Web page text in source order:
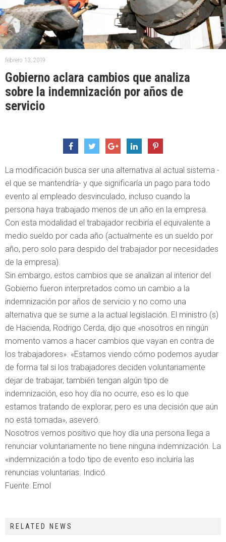
febrero 13, 2019
Gobierno aclara cambios que analiza
sobre la indemnización por años de
servicio
La modificación busca ser una alternativa al actual sistema -
el que se mantendría- y que significaría un pago para todo
evento al empleado desvinculado, incluso cuando la
persona haya trabajado menos de un año en la empresa.
Con esta modalidad el trabajador recibiría el equivalente a
medio sueldo por cada año (actualmente es un sueldo por
año, pero solo para despido del trabajador por necesidades
de la empresa).
Sin embargo, estos cambios que se analizan al interior del
Gobierno fueron interpretados como un cambio a la
indemnización por años de servicio y no como una
alternativa que se sume a la actual legislación. El ministro (s)
de Hacienda, Rodrigo Cerda, dijo que «nosotros en ningún
momento vamos a hacer cambios que vayan en contra de
los trabajadores». «Estamos viendo cómo podemos ayudar
de forma tal si los trabajadores deciden voluntariamente
dejar de trabajar, también tengan algún tipo de
indemnización, eso hoy día no ocurre, eso es lo que
estamos tratando de explorar, pero es una decisión que aún
no está tomada», aseveró.
Nosotros vemos positivo que hoy día una persona llega a
renunciar voluntariamente no tiene ninguna indemnización. La
«indemnización a todo tipo de evento eso incluiría las
renuncias voluntarias. Indicó.
Fuente: Emol
RELATED NEWS